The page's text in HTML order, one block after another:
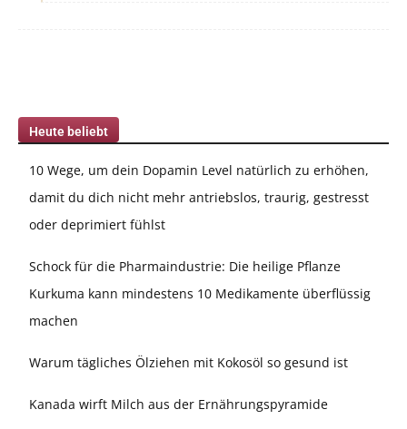
Heute beliebt
10 Wege, um dein Dopamin Level natürlich zu erhöhen,
damit du dich nicht mehr antriebslos, traurig, gestresst
oder deprimiert fühlst
Schock für die Pharmaindustrie: Die heilige Pflanze
Kurkuma kann mindestens 10 Medikamente überflüssig
machen
Warum tägliches Ölziehen mit Kokosöl so gesund ist
Kanada wirft Milch aus der Ernährungspyramide